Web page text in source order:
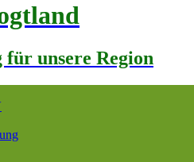
unsere Region